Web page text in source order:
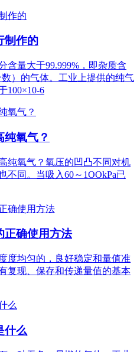
制作的
含量大于99.999%，即杂质含
）的气体。工业上提供的纯气
100×10-6
纯氧气？
纯氧气？氧压的凹凸不同对机
不同。当吸入60～1OOkPa已
正确使用方法
度均匀的，良好稳定和量值准
复现、保存和传递量值的基本
什么